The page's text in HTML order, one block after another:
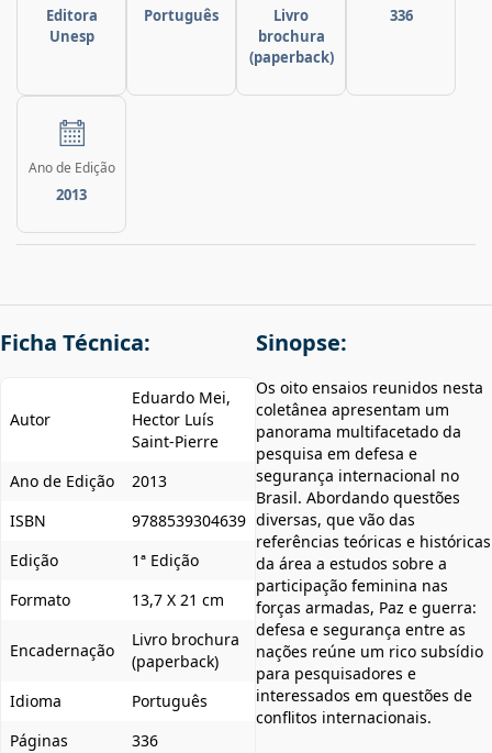
Editora
Unesp
Português
Livro
brochura
(paperback)
336
Ano de Edição
2013
Ficha Técnica:
Autor
Eduardo Mei,
Hector Luís
Saint-Pierre
Ano de Edição
2013
ISBN
9788539304639
Edição
1ª Edição
Formato
13,7 X 21 cm
Encadernação
Livro brochura
(paperback)
Idioma
Português
Páginas
336
Sinopse:
Os oito ensaios reunidos nesta
coletânea apresentam um
panorama multifacetado da
pesquisa em defesa e
segurança internacional no
Brasil. Abordando questões
diversas, que vão das
referências teóricas e históricas
da área a estudos sobre a
participação feminina nas
forças armadas, Paz e guerra:
defesa e segurança entre as
nações reúne um rico subsídio
para pesquisadores e
interessados em questões de
conflitos internacionais.